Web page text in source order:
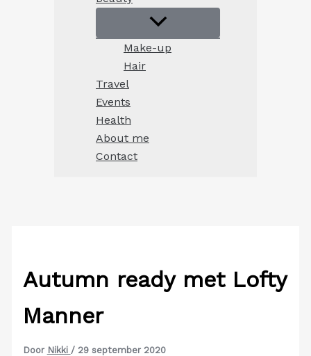
Make-up
Hair
Travel
Events
Health
About me
Contact
Autumn ready met Lofty
Manner
Door Nikki / 29 september 2020